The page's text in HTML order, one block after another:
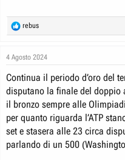
R
e
c
i
o
n
s
:
rebus
4 Agosto 2024
Continua il periodo d’oro del
disputano la finale del
il bronzo sempre alle
per quanto riguarda l’ATP
set e stasera alle 23 circa
parlando di un 500